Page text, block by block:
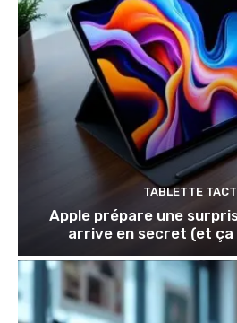
TABLETTE
Apple prépare une
arrive en secret (et